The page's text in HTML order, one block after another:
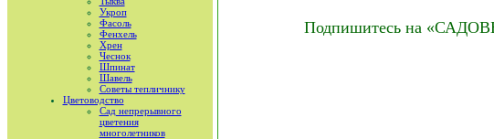
Укроп
Фасоль
Фенхель
Хрен
Чеснок
Шпинат
Шавель
Советы тепличнику
Цветоводство
Сад непрерывного
цветения
многолетников
Подпишитесь на